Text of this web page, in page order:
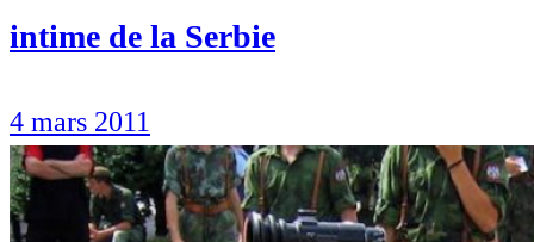
intime de la Serbie
4 mars 2011